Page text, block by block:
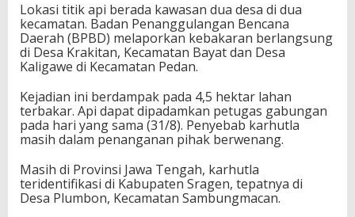
Lokasi titik api berada kawasan dua desa di dua
kecamatan. Badan Penanggulangan Bencana
Daerah (BPBD) melaporkan kebakaran berlangsung
di Desa Krakitan, Kecamatan Bayat dan Desa
Kaligawe di Kecamatan Pedan.
Kejadian ini berdampak pada 4,5 hektar lahan
terbakar. Api dapat dipadamkan petugas gabungan
pada hari yang sama (31/8). Penyebab karhutla
masih dalam penanganan pihak berwenang.
Masih di Provinsi Jawa Tengah, karhutla
teridentifikasi di Kabupaten Sragen, tepatnya di
Desa Plumbon, Kecamatan Sambungmacan.